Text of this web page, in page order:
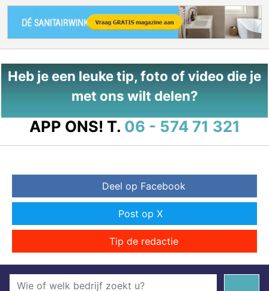
Heb je een leuke tip, foto of video die je
met ons wilt delen?
APP ONS! T. 06 - 574 71 321
Deel op Facebook
Post op X
Tip de redactie